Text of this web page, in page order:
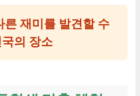
른 재미를 발견할 수
의 장소